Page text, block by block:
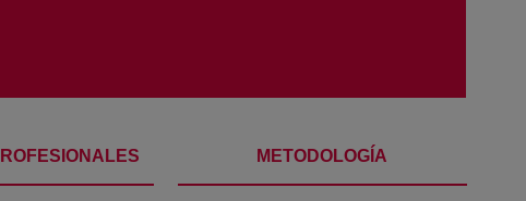
METODOLOGÍA